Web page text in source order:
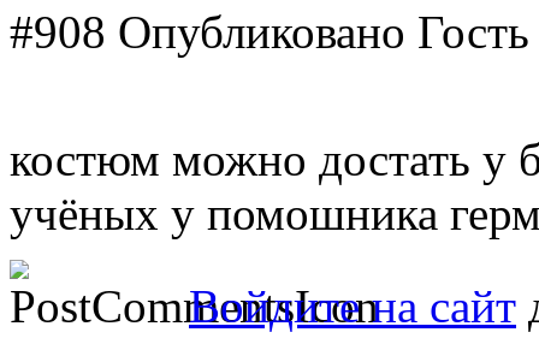
#908 Опубликовано
костюм можно достать у
учёных у помошника
Войдите на сайт